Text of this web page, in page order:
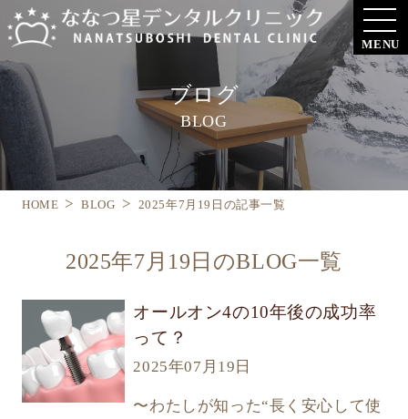
MENU
ブログ
BLOG
HOME BLOG 2025年7月19日の記事一覧
2025年7月19日のBLOG一覧
オールオン4の10年後の成功率
って？
2025年07月19日
〜わたしが知った“長く安心して使